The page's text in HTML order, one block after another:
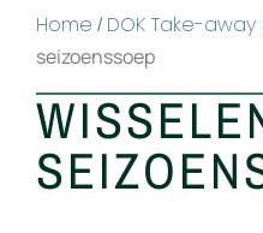
Home / DOK Take-away
seizoenssoep